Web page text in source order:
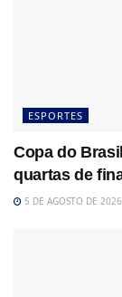
ESPORTES
Copa do
quartas de
5 DE AGOSTO DE 2026